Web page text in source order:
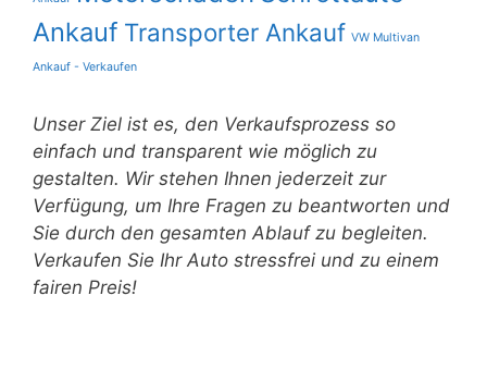
Ankauf Transporter Ankauf VW Multivan
Ankauf - Verkaufen
Unser Ziel ist es, den Verkaufsprozess so
einfach und transparent wie möglich zu
gestalten. Wir stehen Ihnen jederzeit zur
Verfügung, um Ihre Fragen zu beantworten und
Sie durch den gesamten Ablauf zu begleiten.
Verkaufen Sie Ihr Auto stressfrei und zu einem
fairen Preis!